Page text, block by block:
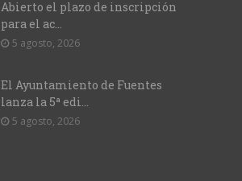
Abierto el plazo de inscripción
para el ac...
5 agosto, 2026
El Ayuntamiento de Fuentes
lanza la 5ª edi...
5 agosto, 2026